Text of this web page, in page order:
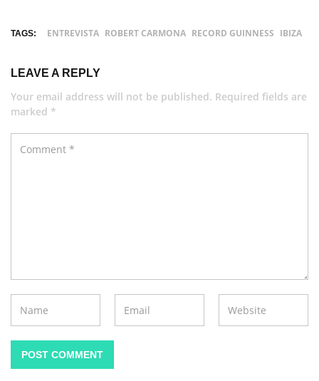
TAGS: ENTREVISTA ROBERT CARMONA RECORD GUINNESS IBIZA
LEAVE A REPLY
Your email address will not be published. Required fields are
marked *
POST COMMENT